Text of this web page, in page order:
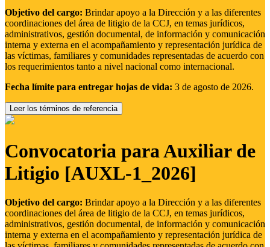
Objetivo del cargo: Brindar apoyo a la Dirección y a las diferentes
coordinaciones del área de litigio de la CCJ, en temas jurídicos,
administrativos, gestión documental, de información y comunicación
interna y externa en el acompañamiento y representación jurídica de
las víctimas, familiares y comunidades representadas de acuerdo con
los requerimientos tanto a nivel nacional como internacional.
Fecha límite para entregar hojas de vida: 3 de agosto de 2026.
Leer los términos de referencia
Convocatoria para Auxiliar de
Litigio [AUXL-1_2026]
Objetivo del cargo: Brindar apoyo a la Dirección y a las diferentes
coordinaciones del área de litigio de la CCJ, en temas jurídicos,
administrativos, gestión documental, de información y comunicación
interna y externa en el acompañamiento y representación jurídica de